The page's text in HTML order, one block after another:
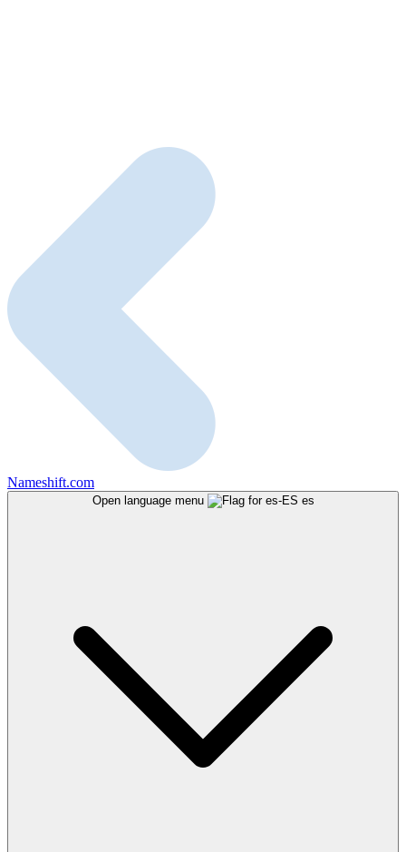
Nameshift.com
Open language menu es